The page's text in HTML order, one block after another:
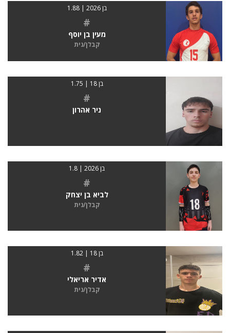
בן 2026 | 1.88
#
מעין בן יוסף
קבלן/נית
בן 18 | 1.75
#
ניר אהרון
בן 2026 | 1.8
#
לביא בן יצחק
קבלן/נית
בן 18 | 1.82
#
אדיר אריאלי
קבלן/נית